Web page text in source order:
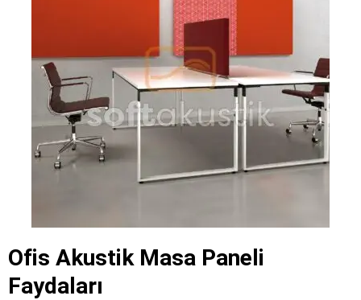
Ofis Akustik Masa Paneli
Faydaları